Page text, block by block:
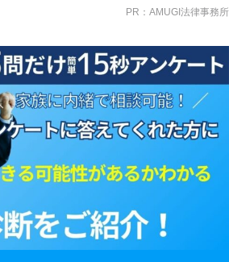
PR：AMUGI法律事務所